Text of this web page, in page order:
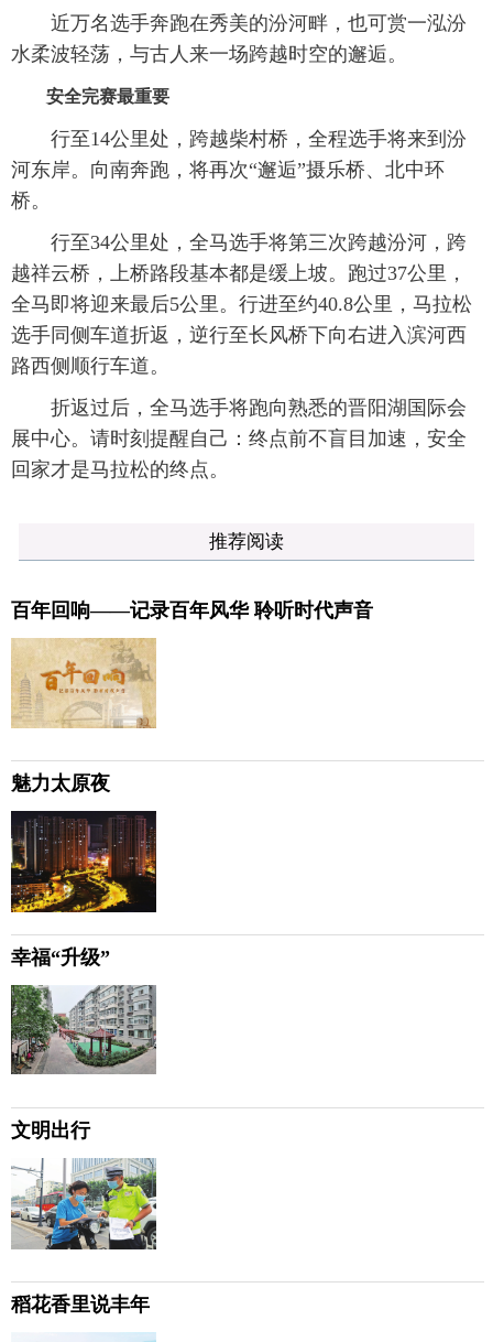
近万名选手奔跑在秀美的汾河畔，也可赏一泓汾
水柔波轻荡，与古人来一场跨越时空的邂逅。
安全完赛最重要
行至14公里处，跨越柴村桥，全程选手将来到汾
河东岸。向南奔跑，将再次“邂逅”摄乐桥、北中环
桥。
行至34公里处，全马选手将第三次跨越汾河，跨
越祥云桥，上桥路段基本都是缓上坡。跑过37公里，
全马即将迎来最后5公里。行进至约40.8公里，马拉松
选手同侧车道折返，逆行至长风桥下向右进入滨河西
路西侧顺行车道。
折返过后，全马选手将跑向熟悉的晋阳湖国际会
展中心。请时刻提醒自己：终点前不盲目加速，安全
回家才是马拉松的终点。
推荐阅读
百年回响——记录百年风华 聆听时代声音
魅力太原夜
幸福“升级”
文明出行
稻花香里说丰年